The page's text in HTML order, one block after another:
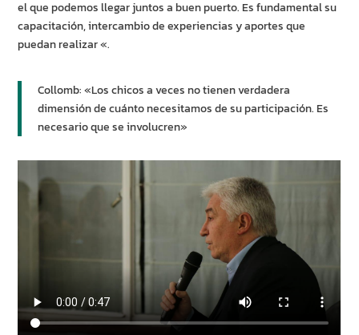
el que podemos llegar juntos a buen puerto. Es fundamental su
capacitación, intercambio de experiencias y aportes que
puedan realizar «.
Collomb: «Los chicos a veces no tienen verdadera
dimensión de cuánto necesitamos de su participación. Es
necesario que se involucren»